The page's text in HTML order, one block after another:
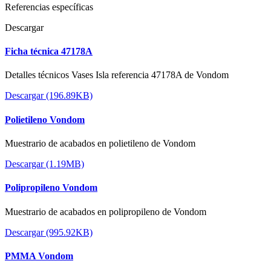
Referencias específicas
Descargar
Ficha técnica 47178A
Detalles técnicos Vases Isla referencia 47178A de Vondom
Descargar (196.89KB)
Polietileno Vondom
Muestrario de acabados en polietileno de Vondom
Descargar (1.19MB)
Polipropileno Vondom
Muestrario de acabados en polipropileno de Vondom
Descargar (995.92KB)
PMMA Vondom